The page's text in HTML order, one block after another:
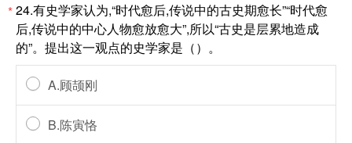
*24.有史学家认为,“时代愈后,传说中的古史期愈长”“时代愈
后,传说中的中心人物愈放愈大”,所以“古史是层累地造成
的”。提出这一观点的史学家是（）。
A.顾颉刚
B.陈寅恪